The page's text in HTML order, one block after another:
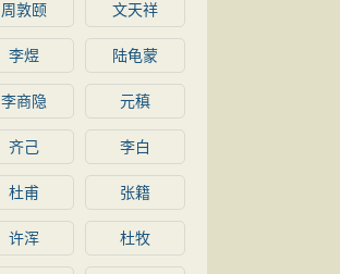
周敦颐 文天祥
李煜 陆龟蒙
李商隐 元稹
齐己 李白
杜甫 张籍
许浑 杜牧